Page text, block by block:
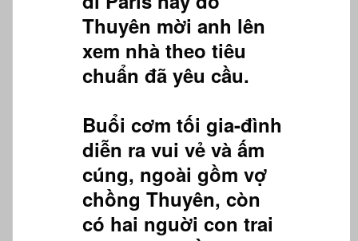
Thuyên mời anh lên
xem nhà theo tiêu
chuẩn đã yêu cầu.
Buổi cơm tối gia-đình
diễn ra vui vẻ và ấm
cúng, ngoài gồm vợ
chồng Thuyên, còn
có hai nguời con trai